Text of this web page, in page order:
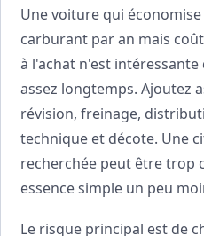
Une voiture qui
carburant par an mais
à l'achat n'est intéressante
assez longtemps. Ajoutez
révision, freinage,
technique et décote. Une
recherchée peut être trop
essence simple un peu
Le risque principal est de